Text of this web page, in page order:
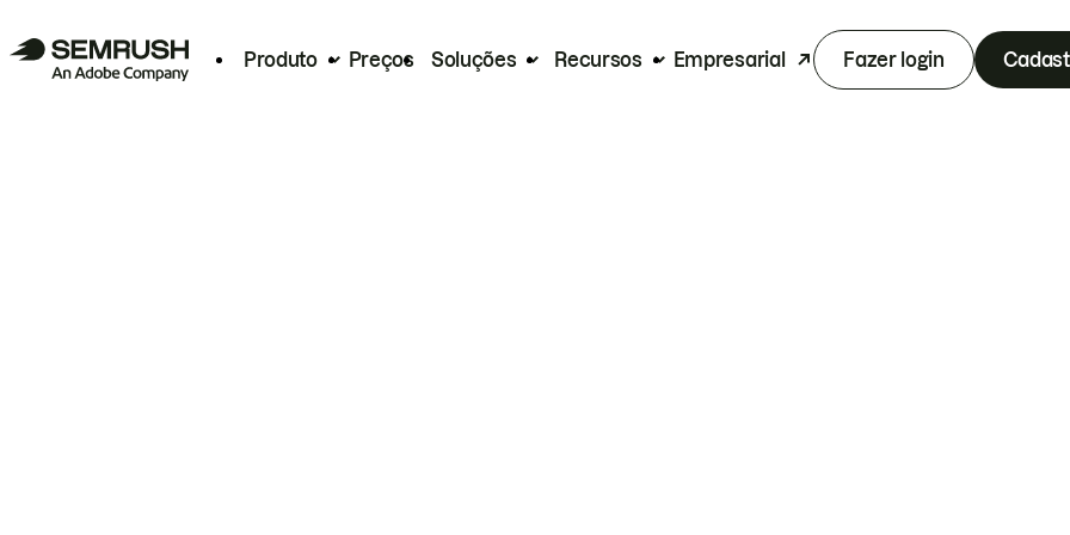
Produto Preços Soluções Recursos Empresarial Fazer login